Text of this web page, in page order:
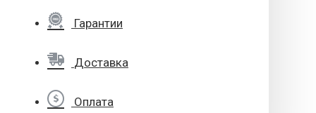
Гарантии
Доставка
Оплата